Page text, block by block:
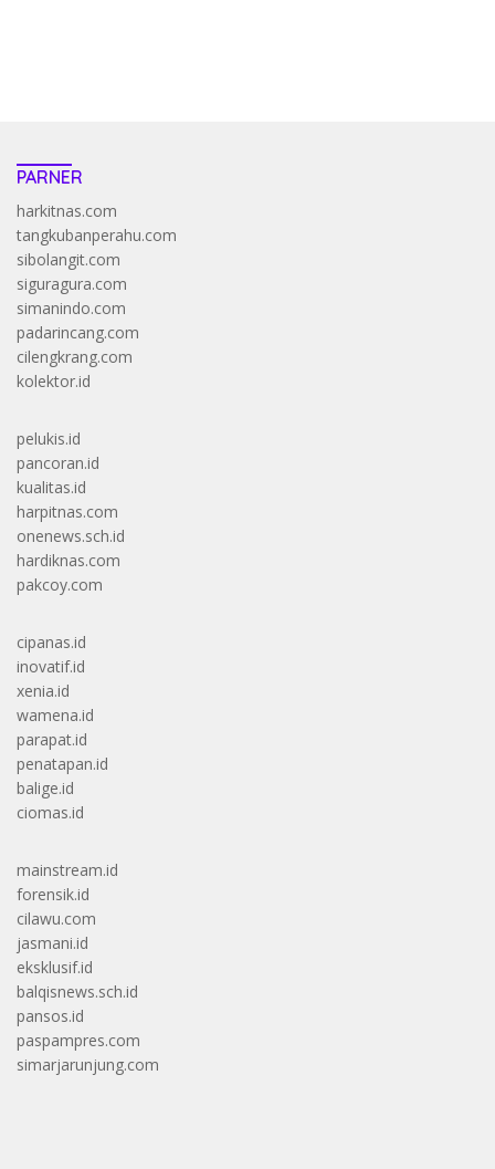
PARNER
harkitnas.com
tangkubanperahu.com
sibolangit.com
siguragura.com
simanindo.com
padarincang.com
cilengkrang.com
kolektor.id
pelukis.id
pancoran.id
kualitas.id
harpitnas.com
onenews.sch.id
hardiknas.com
pakcoy.com
cipanas.id
inovatif.id
xenia.id
wamena.id
parapat.id
penatapan.id
balige.id
ciomas.id
mainstream.id
forensik.id
cilawu.com
jasmani.id
eksklusif.id
balqisnews.sch.id
pansos.id
paspampres.com
simarjarunjung.com